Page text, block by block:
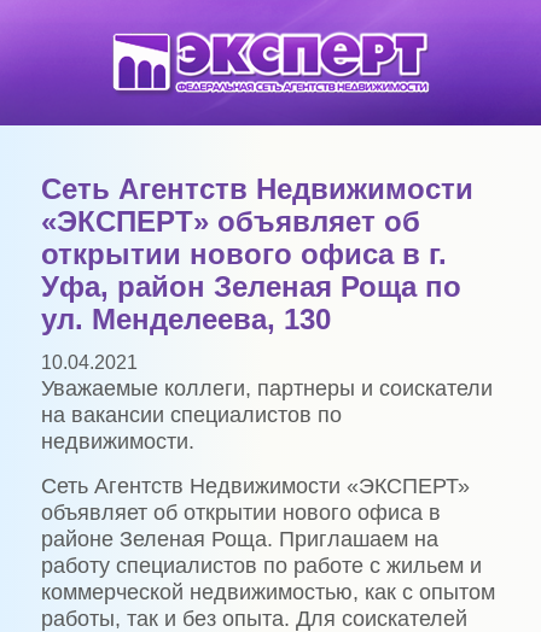
Сеть Агентств Недвижимости
«ЭКСПЕРТ» объявляет об
открытии нового офиса в г.
Уфа, район Зеленая Роща по
ул. Менделеева, 130
10.04.2021
Уважаемые коллеги, партнеры и соискатели
на вакансии специалистов по
недвижимости.
Сеть Агентств Недвижимости «ЭКСПЕРТ»
объявляет об открытии нового офиса в
районе Зеленая Роща. Приглашаем на
работу специалистов по работе с жильем и
коммерческой недвижимостью, как с опытом
работы, так и без опыта. Для соискателей